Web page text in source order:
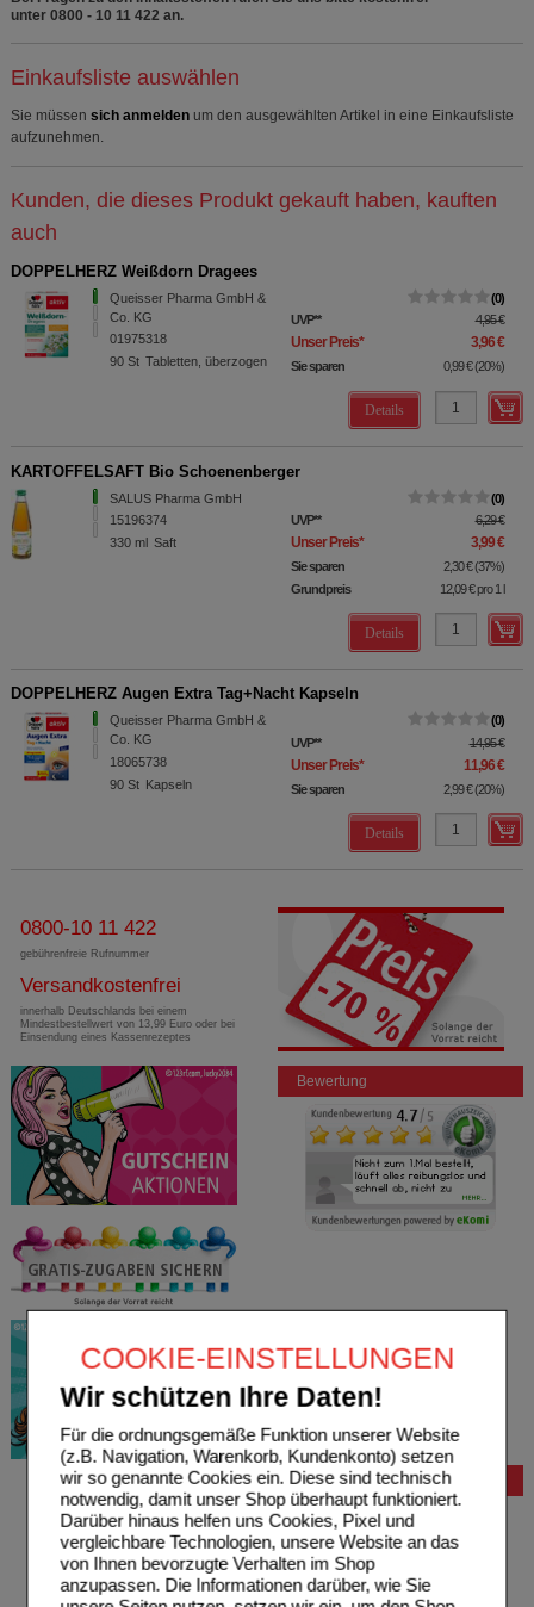
COOKIE-EINSTELLUNGEN
Wir schützen Ihre Daten!
Für die ordnungsgemäße Funktion unserer Website
(z.B. Navigation, Warenkorb, Kundenkonto) setzen
wir so genannte Cookies ein. Diese sind technisch
notwendig, damit unser Shop überhaupt funktioniert.
Darüber hinaus helfen uns Cookies, Pixel und
vergleichbare Technologien, unsere Website an das
von Ihnen bevorzugte Verhalten im Shop
anzupassen. Die Informationen darüber, wie Sie
unter 0800 - 10 11 422 an.
Einkaufsliste auswählen
Sie müssen sich anmelden um den ausgewählten Artikel in eine Einkaufsliste
aufzunehmen.
Kunden, die dieses Produkt gekauft haben, kauften
auch
DOPPELHERZ Weißdorn Dragees
Queisser Pharma GmbH &
Co. KG
01975318
90 St Tabletten, überzogen
0
UVP** 4,95 €
Unser Preis* 3,96 €
Sie sparen 0,99 € (20%)
Details
KARTOFFELSAFT Bio Schoenenberger
SALUS Pharma GmbH
15196374
330 ml Saft
0
UVP** 6,29 €
Unser Preis* 3,99 €
Sie sparen 2,30 € (37%)
Grundpreis
12,09 €pro 1 l
Details
DOPPELHERZ Augen Extra Tag+Nacht Kapseln
Queisser Pharma GmbH &
Co. KG
18065738
90 St Kapseln
0
UVP** 14,95 €
Unser Preis* 11,96 €
Sie sparen 2,99 € (20%)
Details
0800-10 11 422
gebührenfreie Rufnummer
Versandkostenfrei
innerhalb Deutschlands bei einem
Mindestbestellwert von 13,99 Euro oder bei
Einsendung eines Kassenrezeptes
Bewertung
Bestellung
Hilfe zur Anmeldung
Hilfe zum Bestellvorgang
Zahlungsmöglichkeiten
Rezepte einlösen
Freiumschläge anfordern